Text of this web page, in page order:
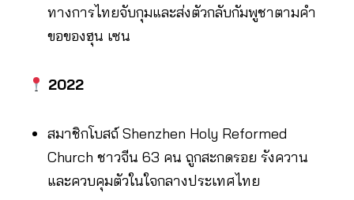
ทางการไทยจับกุมและส่งตัวกลับกัมพูชาตามคำ
ขอของฮุน เซน
2022
สมาชิกโบสถ์ Shenzhen Holy Reformed
Church ชาวจีน 63 คน ถูกสะกดรอย รังควาน
และควบคุมตัวในใจกลางประเทศไทย